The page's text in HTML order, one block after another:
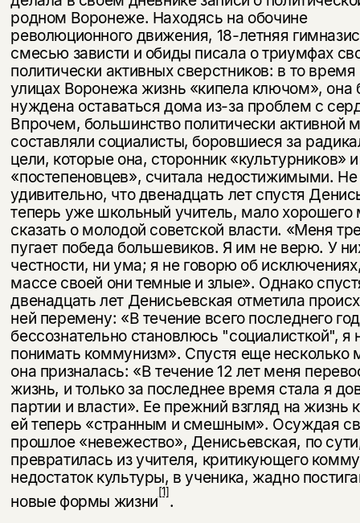
родном Воронеже. Находясь на обочине
революционного движения, 18-летняя
смесью зависти и обиды писала о триумфах
политически активных сверстников: в то время
улицах Воронежа жизнь «кипела ключом»,
нуждена оставаться дома из-за проблем с
Впрочем, большинство по­литически активной
составляли социалисты, боровшиеся за
цели, которые она, сторонник «культурников» и
«постепеновцев», считала недостижимыми. Не
удивительно, что двенадцать лет спустя
теперь уже школьный учитель, мало хорошего
сказать о молодой советской власти. «Меня
пугает победа большевиков. Я им не верю. У
честности, ни ума; я не говорю об
массе своей они темные и злые». Однако
двенадцать лет Денисьевская отметила
ней перемену: «В течение всего последнего
бессознательно становлюсь "социалисткой", я
понимать ком­мунизм». Спустя еще несколько
она призналась: «В течение 12 лет меня
жизнь, и только за последнее время стала я
партии и власти». Ее прежний взгляд на жизнь
ей теперь «странным и смешным». Осуждая
прошлое «невежество», Денисьевская, по
превратилась из учителя, критикующего
недостаток куль­туры, в ученика, жадно
новые формы жизни[1].